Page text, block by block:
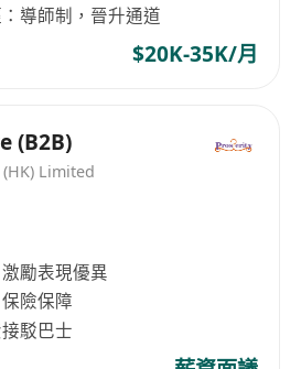
導師制，晉升通道
$20K-35K/月
(B2B)
Limited
勵表現優異
險保障
駁巴士